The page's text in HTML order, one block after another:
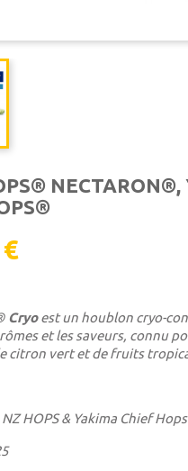
Cryoest un houblon cryo-
et les saveurs, connu
citron vert et de fruits
HOPS & Yakima Chief